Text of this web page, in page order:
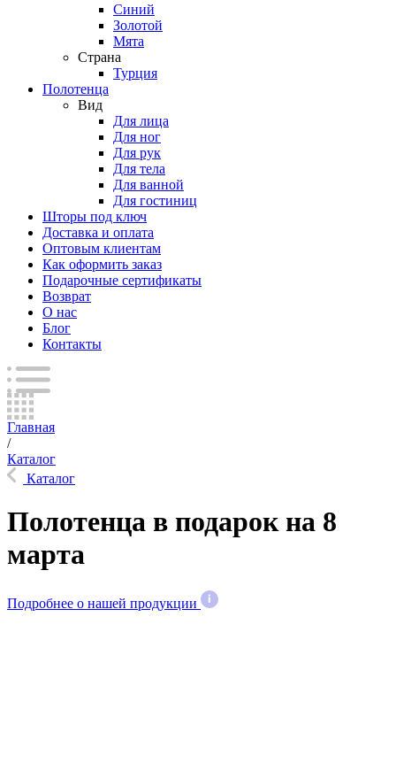
Синий
Золотой
Мята
Страна
Турция
Полотенца
Вид
Для лица
Для ног
Для рук
Для тела
Для ванной
Для гостиниц
Шторы под ключ
Доставка и оплата
Оптовым клиентам
Как оформить заказ
Подарочные сертификаты
Возврат
О нас
Блог
Контакты
Главная
/
Каталог
Каталог
Полотенца в подарок на 8
марта
Подробнее о нашей продукции